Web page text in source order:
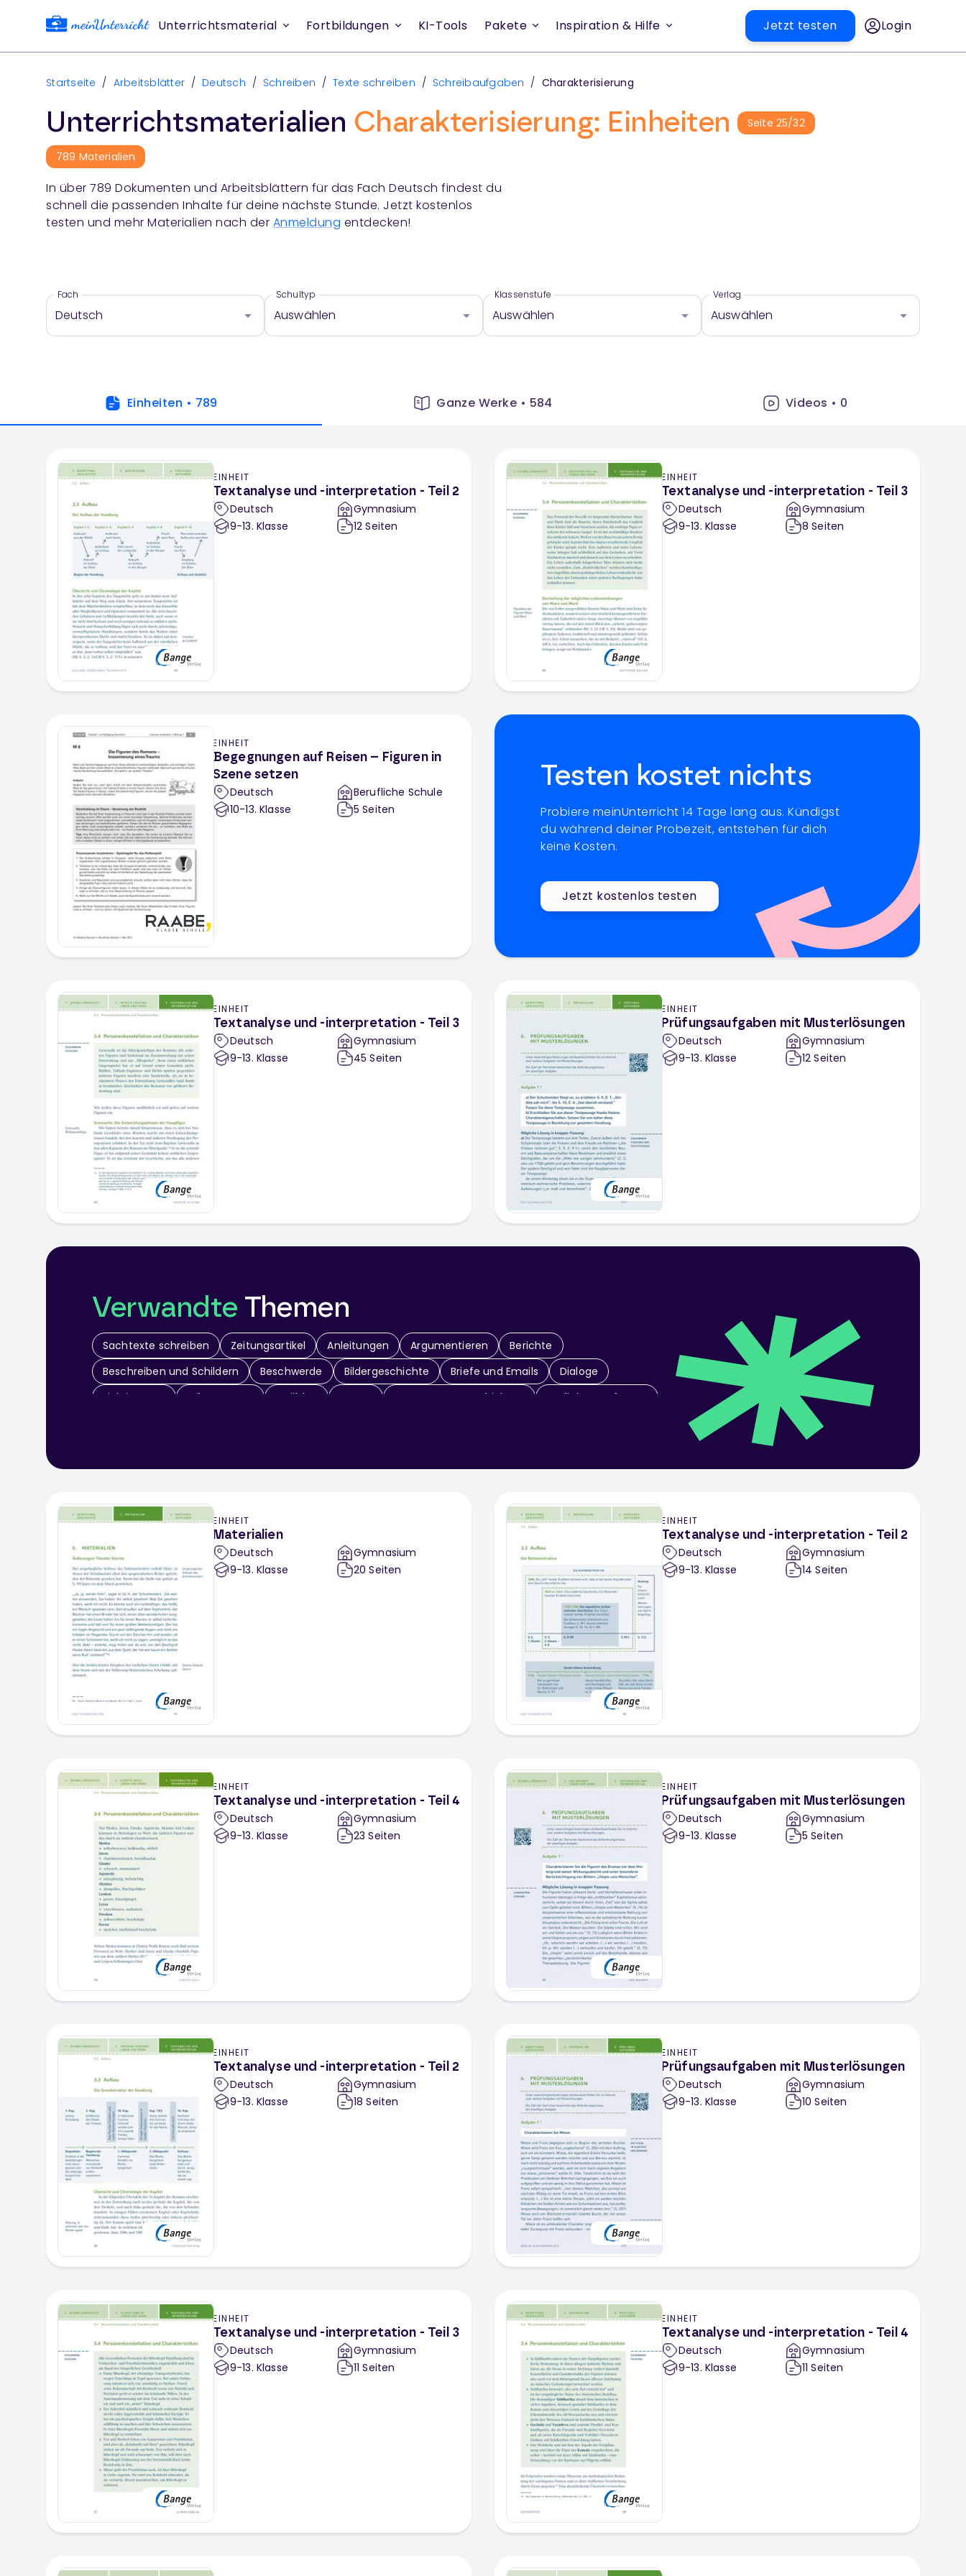
Unterrichtsmaterial Fortbildungen KI-Tools Pakete Inspiration & Hilfe Jetzt testen Login
Startseite / Arbeitsblätter / Deutsch / Schreiben / Texte schreiben / Schreibaufgaben / Charakterisierung
Unterrichtsmaterialien Charakterisierung: Einheiten Seite 25/32
789 Materialien
In über 789 Dokumenten und Arbeitsblättern für das Fach Deutsch findest du
schnell die passenden Inhalte für deine nächste Stunde. Jetzt kostenlos
testen und mehr Materialien nach der Anmeldung entdecken!
Fach
Deutsch
Schultyp
Auswählen
Klassenstufe
Auswählen
Verlag
Auswählen
Einheiten • 789 Ganze Werke • 584 Videos • 0
EINHEIT
Textanalyse und -interpretation - Teil 2
Deutsch
9-13. Klasse
Gymnasium
12 Seiten
EINHEIT
Textanalyse und -interpretation - Teil 3
Deutsch
9-13. Klasse
Gymnasium
8 Seiten
EINHEIT
Begegnungen auf Reisen – Figuren in
Szene setzen
Deutsch
10-13. Klasse
Berufliche Schule
5 Seiten
Testen kostet nichts
Probiere meinUnterricht 14 Tage lang aus. Kündigst
du während deiner Probezeit, entstehen für dich
keine Kosten.
Jetzt kostenlos testen
EINHEIT
Textanalyse und -interpretation - Teil 3
Deutsch
9-13. Klasse
Gymnasium
45 Seiten
EINHEIT
Prüfungsaufgaben mit Musterlösungen
Deutsch
9-13. Klasse
Gymnasium
12 Seiten
Verwandte Themen
Sachtexte schreiben Zeitungsartikel Anleitungen Argumentieren
Berichte
Beschreiben und Schildern
Beschwerde Bildergeschichte Briefe und Emails
Dialoge
Einleitungen
Erörterungen Erzählen Fortsetzungsgeschichten
Gedichte verfassen
Sage schreiben
Steckbriefe
Vorgangsbeschreibung
Vorgangsbeschreibung verfassen
EINHEIT
Materialien
Deutsch
9-13. Klasse
Gymnasium
20 Seiten
EINHEIT
Textanalyse und -interpretation - Teil 2
Deutsch
9-13. Klasse
Gymnasium
14 Seiten
EINHEIT
Textanalyse und -interpretation - Teil 4
Deutsch
9-13. Klasse
Gymnasium
23 Seiten
EINHEIT
Prüfungsaufgaben mit Musterlösungen
Deutsch
9-13. Klasse
Gymnasium
5 Seiten
EINHEIT
Textanalyse und -interpretation - Teil 2
Deutsch
9-13. Klasse
Gymnasium
18 Seiten
EINHEIT
Prüfungsaufgaben mit Musterlösungen
Deutsch
9-13. Klasse
Gymnasium
10 Seiten
EINHEIT
Textanalyse und -interpretation - Teil 3
Deutsch
9-13. Klasse
Gymnasium
11 Seiten
EINHEIT
Textanalyse und -interpretation - Teil 4
Deutsch
9-13. Klasse
Gymnasium
11 Seiten